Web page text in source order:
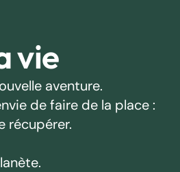
vie
aventure.
de faire de la place :
récupérer.